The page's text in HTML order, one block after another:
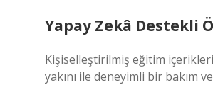
Yapay Zekâ Destekli
Kişiselleştirilmiş eğitim
yakını ile deneyimli bir bakım